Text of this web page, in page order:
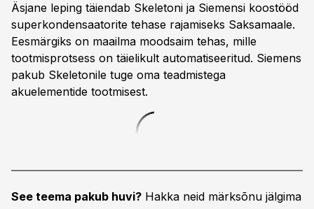
Äsjane leping täiendab Skeletoni ja Siemensi koostööd
superkondensaatorite tehase rajamiseks Saksamaale.
Eesmärgiks on maailma moodsaim tehas, mille
tootmisprotsess on täielikult automatiseeritud. Siemens
pakub Skeletonile tuge oma teadmistega
akuelementide tootmisest.
See teema pakub huvi? Hakka neid märksõnu jälgima